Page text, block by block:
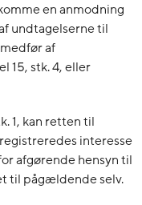
en anmodning
undtagelserne til
af
15, stk. 4, eller
1, kan retten til
interesse
afgørende hensyn til
til pågældende selv.